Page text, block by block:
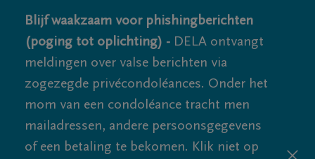
Blijf waakzaam voor phishingberichten
(poging tot oplichting) - DELA ontvangt
meldingen over valse berichten via
zogezegde privécondoléances. Onder het
mom van een condoléance tracht men
mailadressen, andere persoonsgegevens
of een betaling te bekomen. Klik niet op